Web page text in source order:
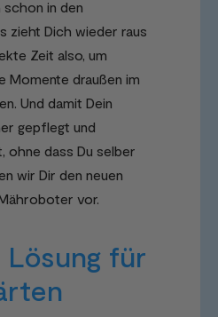
schon in den
zieht Dich wieder raus
Zeit also, um
Momente draußen im
Und damit Dein
gepflegt und
ohne dass Du selber
wir Dir den neuen
vor.
für